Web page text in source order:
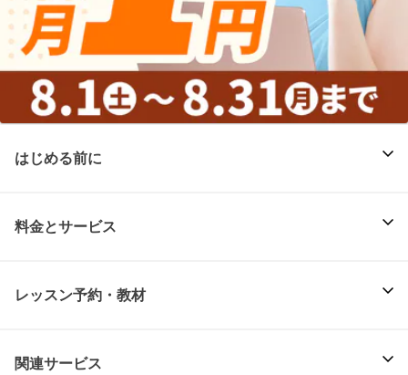
はじめる前に
料金とサービス
レッスン予約・教材
関連サービス